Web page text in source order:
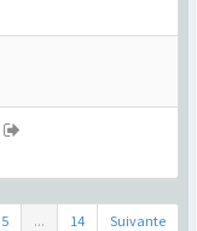
5 ... 14 Suivante